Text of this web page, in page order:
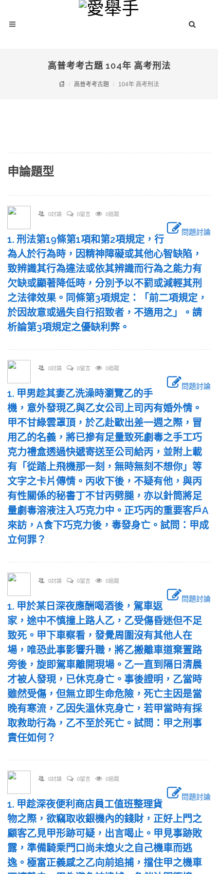
高普考考古題 104年 高考刑法
高普考考古題 104年 高考刑法
申論題型
0討論 0留言 0追蹤
問題討論
1. 刑法第19條第1項和第2項規定，行
為人於行為時，因精神障礙或其他心智缺陷，
致辨識其行為違法或依其辨識而行為之能力有
欠缺或顯著降低時，分別予以不罰或減輕其刑
之法律效果。同條第3項規定：「前二項規定，
於因故意或過失自行招致者，不適用之」。請
析論第3項規定之優缺利弊。
0討論 0留言 0追蹤
問題討論
1. 甲男趁其妻乙洗澡時瀏覽乙的手
機，意外發現乙與乙女公司上司丙有婚外情。
甲不甘綠雲罩頂，於乙赴歐出差一週之際，冒
用乙的名義，將已摻有足量致死劇毒之手工巧
克力禮盒透過快遞寄送至公司給丙，並附上載
有「從踏上飛機那一刻，無時無刻不想你」等
文字之卡片傳情。丙收下後，不疑有他，與丙
有性關係的秘書丁不甘丙劈腿，亦以針筒將足
量劇毒溶液注入巧克力中。正巧丙的重要客戶A
來訪，A食下巧克力後，毒發身亡。試問：甲成
立何罪？
0討論 0留言 0追蹤
問題討論
1. 甲於某日深夜應酬喝酒後，駕車返
家，途中不慎撞上路人乙，乙受傷昏迷但不足
致死。甲下車察看，發覺周圍沒有其他人在
場，唯恐此事影響升職，將乙搬離車道棄置路
旁後，旋即駕車離開現場。乙一直到隔日清晨
才被人發現，已休克身亡。事後證明，乙當時
雖然受傷，但無立即生命危險，死亡主因是當
晚有寒流，乙因失溫休克身亡，若甲當時有採
取救助行為，乙不至於死亡。試問：甲之刑事
責任如何？
0討論 0留言 0追蹤
問題討論
1. 甲趁深夜便利商店員工值班整理貨
物之際，欲竊取收銀機內的錢財，正好上門之
顧客乙見甲形跡可疑，出言喝止。甲見事跡敗
露，準備騎乘門口尚未熄火之自己機車而逃
逸。極富正義感之乙向前追捕，擋住甲之機車